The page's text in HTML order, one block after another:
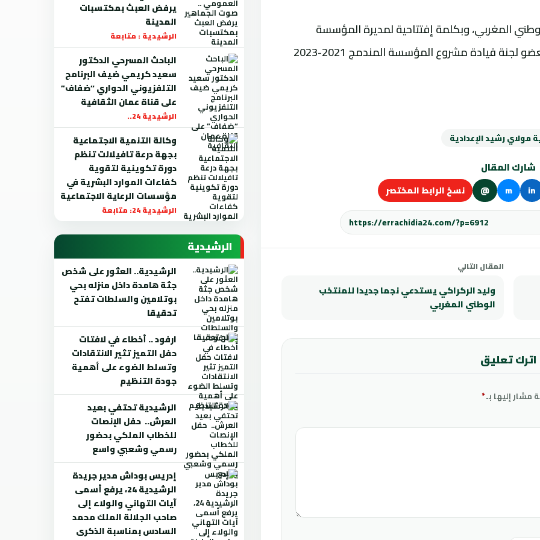
المغربي، وبكلمة إفتتاحية لمديرة المؤسسة
الاستاذة سميرة الحلوحي، وبكلمة توجهية لعضو لجنة قيادة مشروع المؤسسة المندمج 2021-2023
مولاي رشيد الإعدادية
شارك المقال
in
m
@ نسخ الرابط المختصر
المقال التالي
وليد الركراكي يستدعي نجما جديدا للمنتخب
الوطني المغربي
اترك تعليق
مشار إليها بـ*
يرفض العبث بمكتسبات
المدينة
الرشيدية : متابعة
الباحث المسرحي الدكتور
سعيد كريمي ضيف البرنامج
التلفزيوني الحواري “ضفاف”
على قناة عمان الثقافية
الرشيدية 24..
وكالة التنمية الاجتماعية
بجهة درعة تافيلالت تنظم
دورة تكوينية لتقوية
كفاءات الموارد البشرية في
مؤسسات الرعاية الاجتماعية
الرشيدية 24: متابعة
الرشيدية
الرشيدية.. العثور على شخص
جثة هامدة داخل منزله بحي
بوتلامين والسلطات تفتح
تحقيقا
ارفود .. أخطاء في لافتات
حفل التميز تثير الانتقادات
وتسلط الضوء على أهمية
جودة التنظيم
الرشيدية تحتفي بعيد
العرش.. حفل الإنصات
للخطاب الملكي بحضور
رسمي وشعبي واسع
إدريس بوداش مدير جريدة
الرشيدية 24، يرفع أسمى
آيات التهاني والولاء إلى
صاحب الجلالة الملك محمد
السادس بمناسبة الذكرى